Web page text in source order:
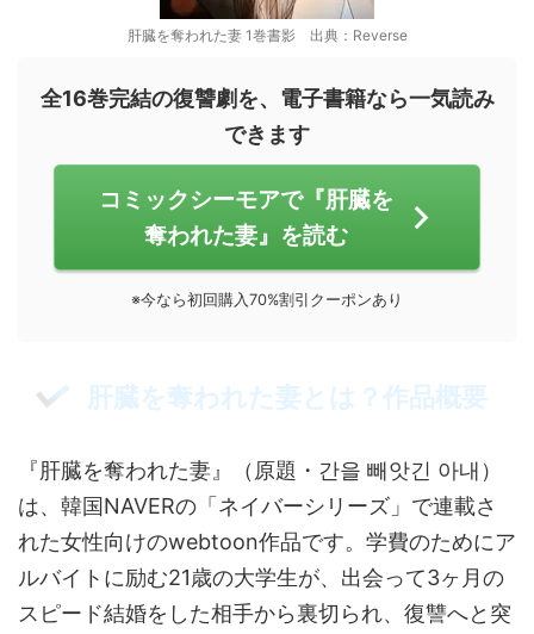
肝臓を奪われた妻 1巻書影 出典：Reverse
全16巻完結の復讐劇を、電子書籍なら一気読み
できます
コミックシーモアで『肝臓を
奪われた妻』を読む
※今なら初回購入70%割引クーポンあり
肝臓を奪われた妻とは？作品概要
『肝臓を奪われた妻』（原題・간을 빼앗긴 아내）
は、韓国NAVERの「ネイバーシリーズ」で連載さ
れた女性向けのwebtoon作品です。学費のためにア
ルバイトに励む21歳の大学生が、出会って3ヶ月の
スピード結婚をした相手から裏切られ、復讐へと突